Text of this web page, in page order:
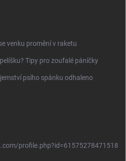
venku promění v raketu
Tipy pro zoufalé páníčky
psího spánku odhaleno
profile.php?id=61575278471518